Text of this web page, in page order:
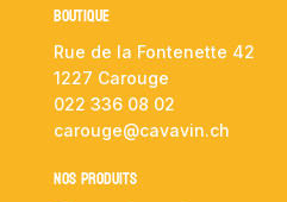
Boutique
Rue de la Fontenette 42
1227 Carouge
022 336 08 02
carouge@cavavin.ch
NOS PRODUITS